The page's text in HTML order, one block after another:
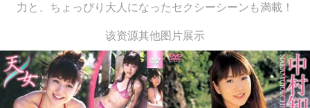
力と、ちょっぴり大人になったセクシーシーンも満載！
该资源其他图片展示